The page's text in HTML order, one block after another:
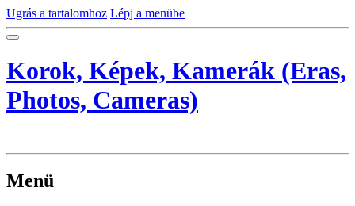
Ugrás a tartalomhoz Lépj a menübe
Korok, Képek, Kamerák (Eras,
Photos, Cameras)
Menü